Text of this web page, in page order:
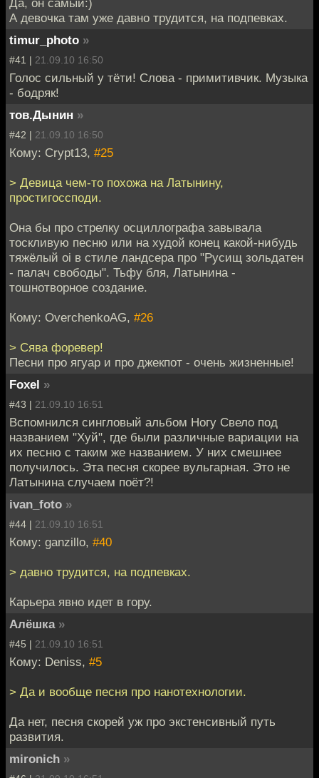
А девочка там уже давно трудится, на подпевках.
timur_photo »
#41 | 21.09.10 16:50
Голос сильный у тёти! Слова - примитивчик. Музыка
- бодряк!
тов.Дынин »
#42 | 21.09.10 16:50
Кому: Crypt13, #25
> Девица чем-то похожа на Латынину,
простигоссподи.
Она бы про стрелку осциллографа завывала
тоскливую песню или на худой конец какой-нибудь
тяжёлый oi в стиле ландсера про "Русищ зольдатен
- палач свободы". Тьфу бля, Латынина -
тошнотворное создание.
Кому: OverchenkoAG, #26
> Сява форевер!
Песни про ягуар и про джекпот - очень жизненные!
Foxel »
#43 | 21.09.10 16:51
Вспомнился сингловый альбом Ногу Свело под
названием "Хуй", где были различные вариации на
их песню с таким же названием. У них смешнее
получилось. Эта песня скорее вульгарная. Это не
Латынина случаем поёт?!
ivan_foto »
#44 | 21.09.10 16:51
Кому: ganzillo, #40
> давно трудится, на подпевках.
Карьера явно идет в гору.
Алёшка »
#45 | 21.09.10 16:51
Кому: Deniss, #5
> Да и вообще песня про нанотехнологии.
Да нет, песня скорей уж про экстенсивный путь
развития.
mironich »